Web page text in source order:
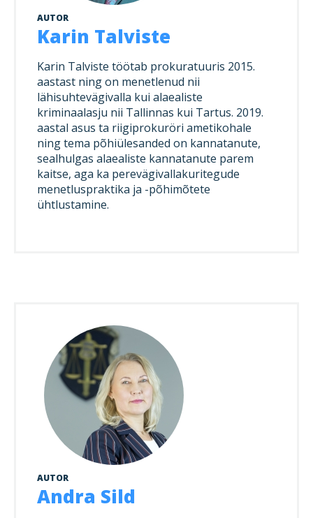
AUTOR
Karin Talviste
Karin Talviste töötab prokuratuuris 2015.
aastast ning on menetlenud nii
lähisuhtevägivalla kui alaealiste
kriminaalasju nii Tallinnas kui Tartus. 2019.
aastal asus ta riigiprokuröri ametikohale
ning tema põhiülesanded on kannatanute,
sealhulgas alaealiste kannatanute parem
kaitse, aga ka perevägivallakuritegude
menetluspraktika ja -põhimõtete
ühtlustamine.
AUTOR
Andra Sild